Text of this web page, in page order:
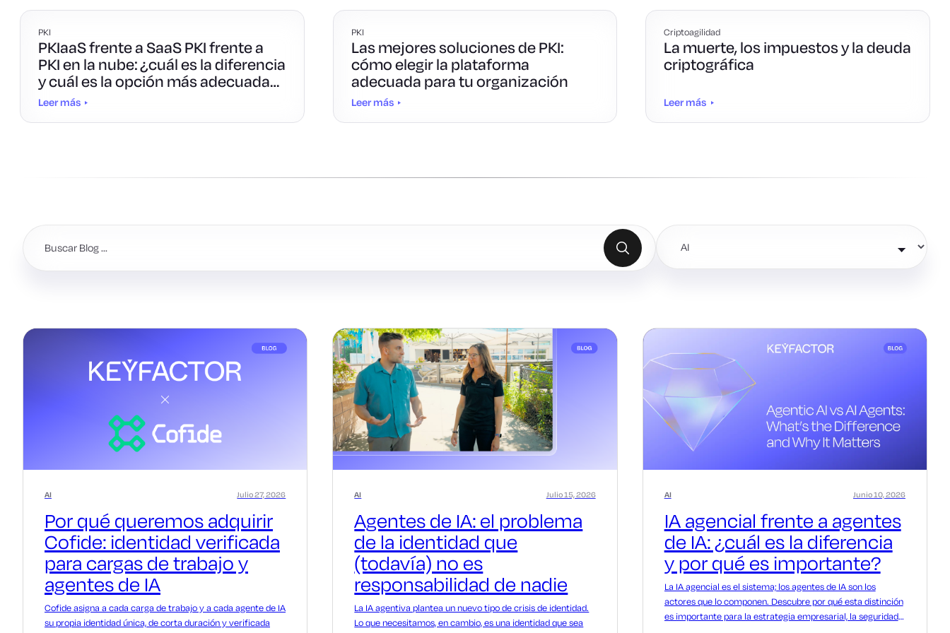
PKI
PKIaaS frente a SaaS PKI frente a
PKI en la nube: ¿cuál es la diferencia
y cuál es la opción más adecuada
para ti?
Leer más
PKI
Las mejores soluciones de PKI:
cómo elegir la plataforma
adecuada para tu organización
Leer más
Criptoagilidad
La muerte, los impuestos y la deuda
criptográfica
Leer más
AI
Por qué queremos adquirir
Cofide: identidad verificada
para cargas de trabajo y
agentes de IA
Julio 27, 2026
Cofide asigna a cada carga de trabajo y a cada agente de IA
su propia identidad única, de corta duración y verificada
AI
Agentes de IA: el problema
de la identidad que
(todavía) no es
responsabilidad de nadie
Julio 15, 2026
La IA agentiva plantea un nuevo tipo de crisis de identidad.
Lo que necesitamos, en cambio, es una identidad que sea
AI
IA agencial frente a agentes
de IA: ¿cuál es la diferencia
y por qué es importante?
Junio 10, 2026
La IA agencial es el sistema; los agentes de IA son los
actores que lo componen. Descubre por qué esta distinción
es importante para la estrategia empresarial, la seguridad y